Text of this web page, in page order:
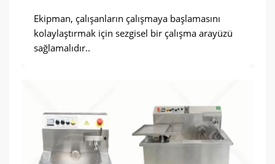
Ekipman, çalışanların çalışmaya başlamasını
kolaylaştırmak için sezgisel bir çalışma arayüzü
sağlamalıdır..